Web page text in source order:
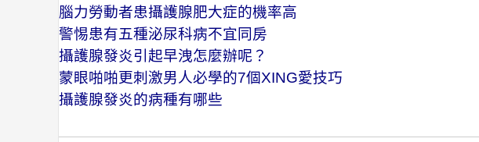
腦力勞動者患攝護腺肥大症的機率高
警惕患有五種泌尿科病不宜同房
攝護腺發炎引起早洩怎麼辦呢？
蒙眼啪啪更刺激男人必學的7個XING愛技巧
攝護腺發炎的病種有哪些